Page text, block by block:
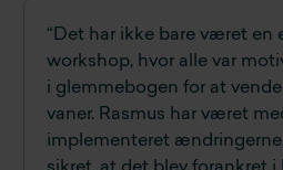
“Det har ikke bare været en
workshop, hvor alle var
i glemmebogen for at
vaner. Rasmus har været
implementeret